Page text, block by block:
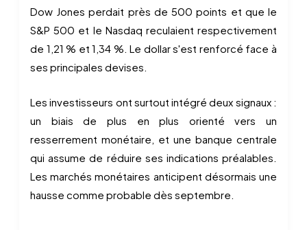
Dow Jones perdait près de 500 points et que le
S&P 500 et le Nasdaq reculaient respectivement
de 1,21 % et 1,34 %. Le dollar s'est renforcé face à
ses principales devises.
Les investisseurs ont surtout intégré deux signaux :
un biais de plus en plus orienté vers un
resserrement monétaire, et une banque centrale
qui assume de réduire ses indications préalables.
Les marchés monétaires anticipent désormais une
hausse comme probable dès septembre.